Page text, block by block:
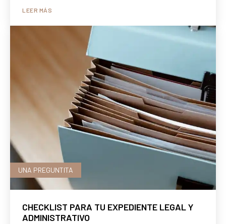
LEER MÁS
UNA PREGUNTITA
CHECKLIST PARA TU EXPEDIENTE LEGAL Y
ADMINISTRATIVO